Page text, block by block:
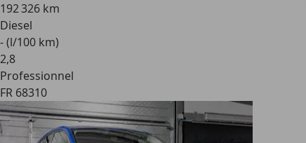
192 326 km
Diesel
- (l/100 km)
2,8
Professionnel
FR 68310